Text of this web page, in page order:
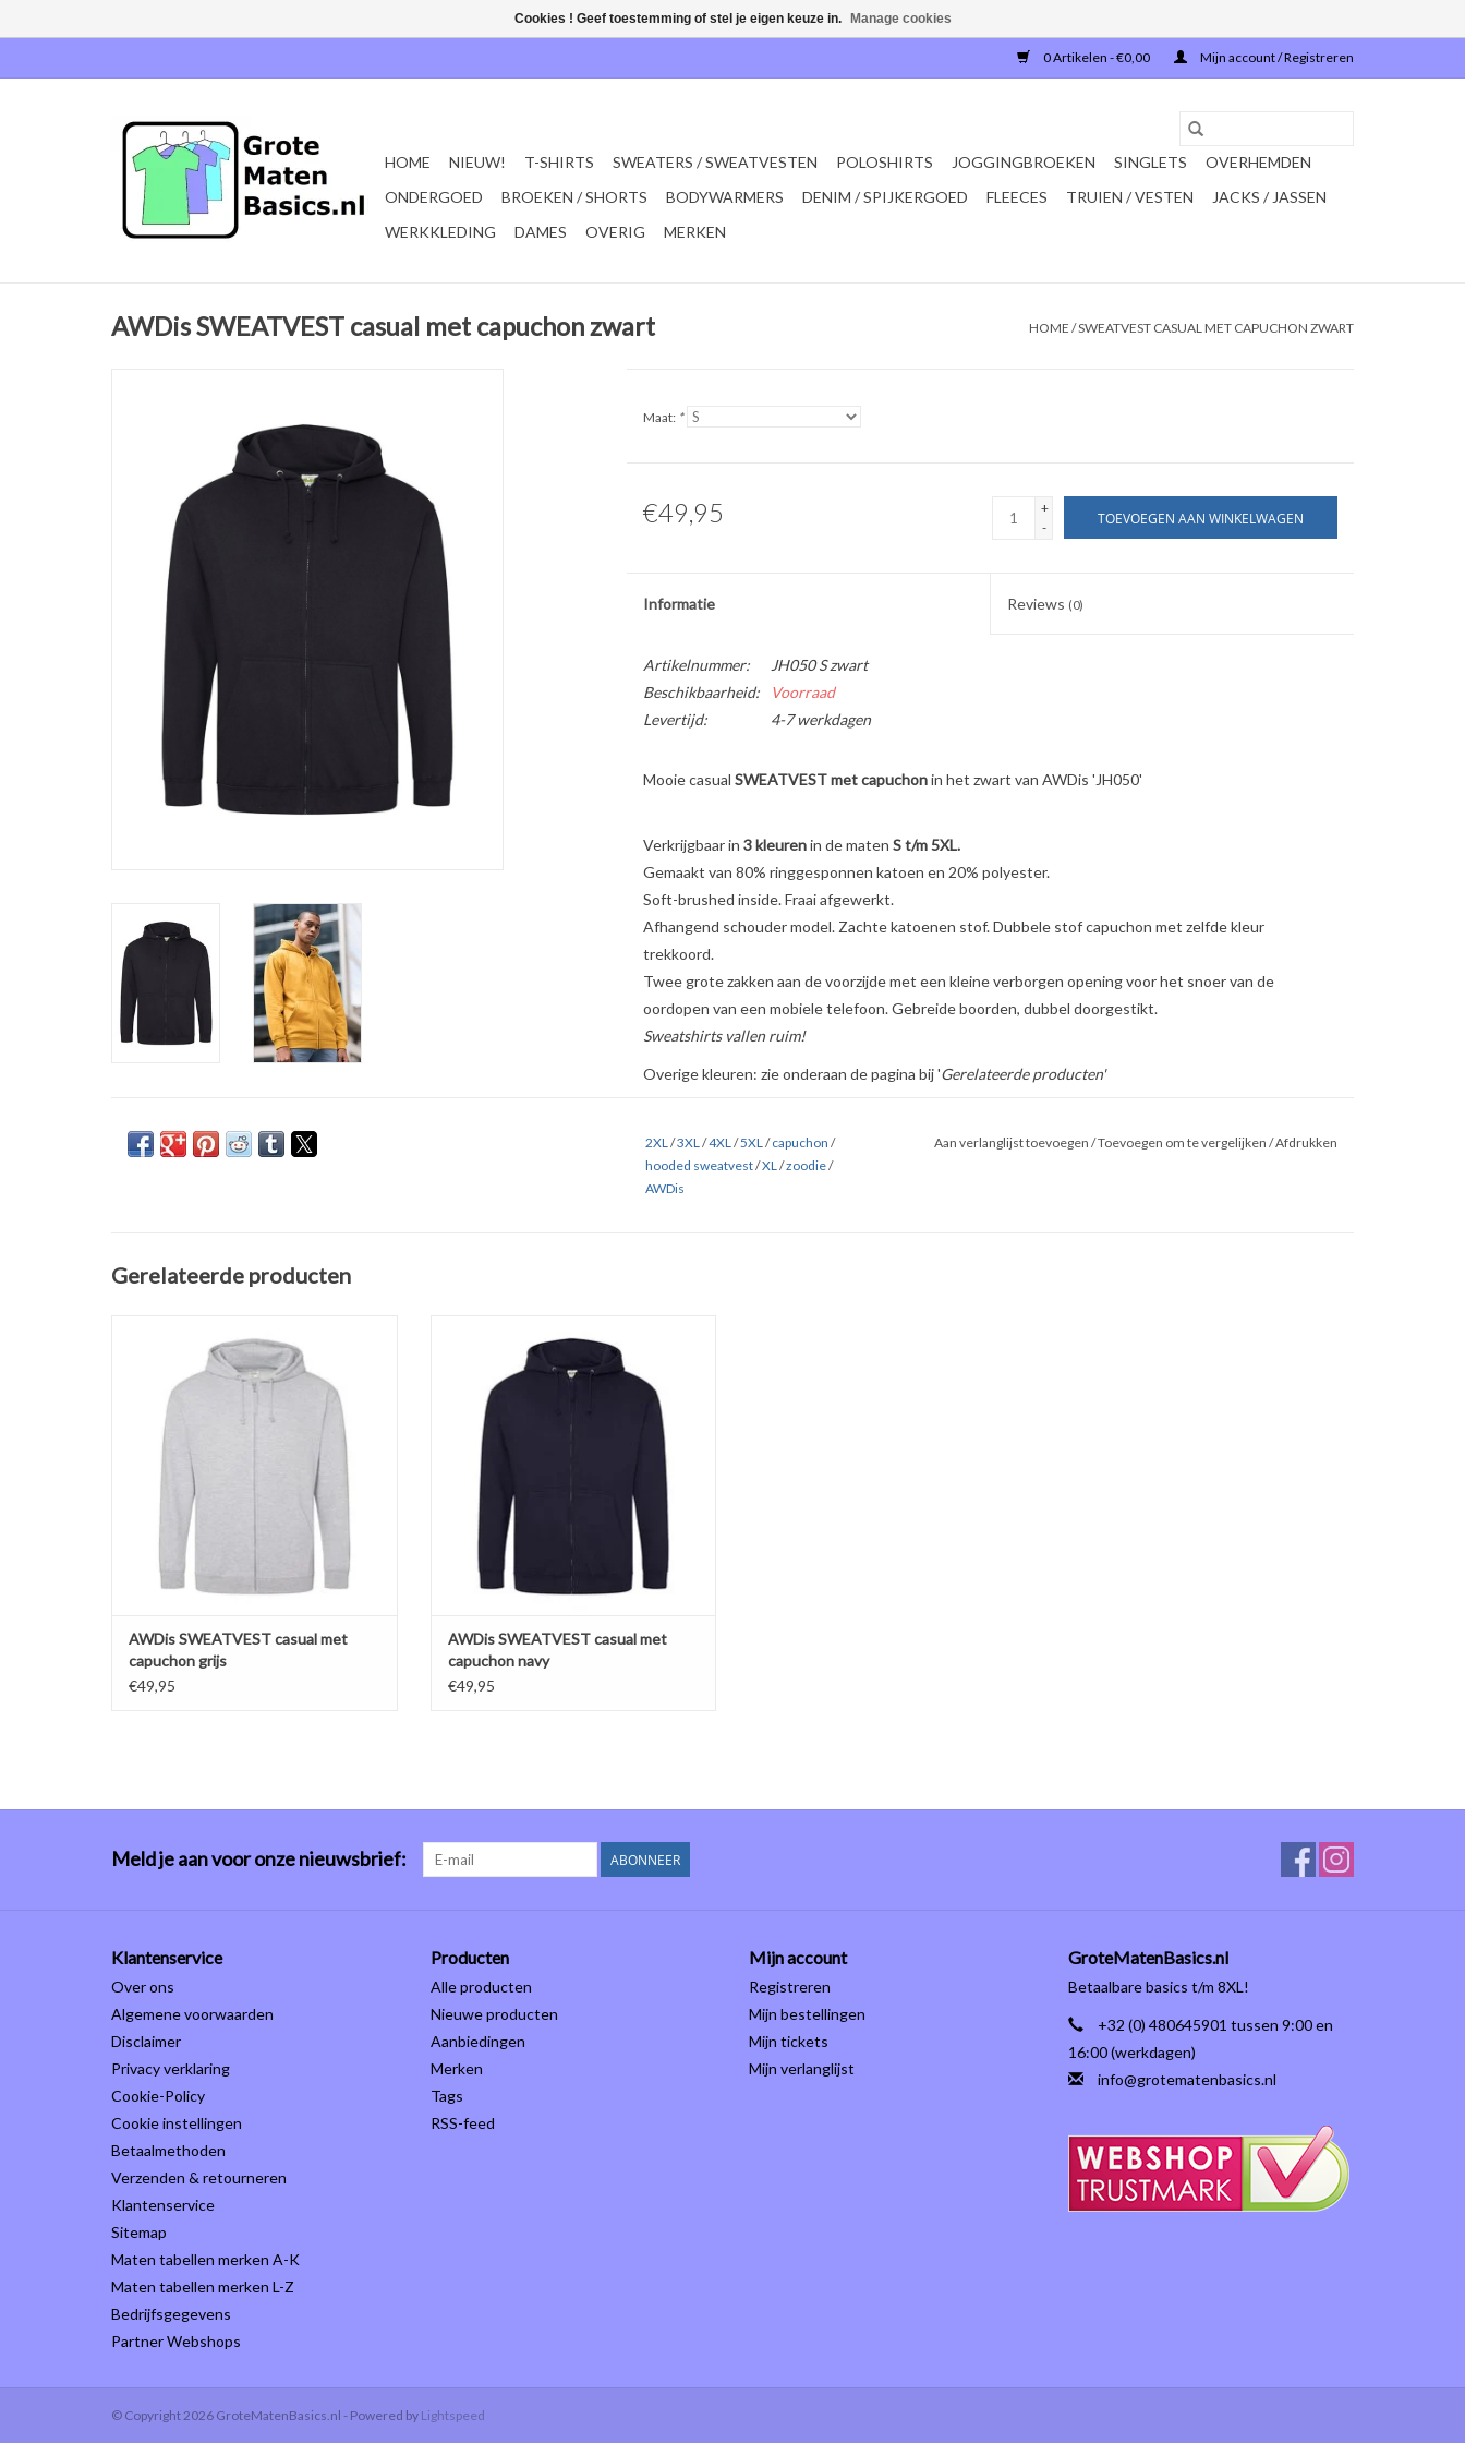
0 Artikelen - €0,00 Mijn account / Registreren
HOME NIEUW! T-SHIRTS SWEATERS / SWEATVESTEN POLOSHIRTS JOGGINGBROEKEN SINGLETS
OVERHEMDEN
ONDERGOED
BROEKEN / SHORTS BODYWARMERS DENIM / SPIJKERGOED FLEECES TRUIEN / VESTEN
JACKS / JASSEN
WERKKLEDING
DAMES OVERIG MERKEN
AWDis SWEATVEST casual met capuchon zwart HOME /SWEATVEST CASUAL MET CAPUCHON ZWART
Maat: *
€49,95
+
-
TOEVOEGEN AAN WINKELWAGEN
Informatie Reviews (0)
Artikelnummer:
JH050 S zwart
Beschikbaarheid:
Voorraad
Levertijd:
4-7 werkdagen
Mooie casual SWEATVEST met capuchonin het zwart van AWDis 'JH050'
Verkrijgbaar in 3 kleurenin de maten S t/m 5XL.
Gemaakt van 80% ringgesponnen katoen en 20% polyester.
Soft-brushed inside. Fraai afgewerkt.
Afhangend schouder model. Zachte katoenen stof. Dubbele stof capuchon met zelfde kleur
trekkoord.
Twee grote zakken aan de voorzijde met een kleine verborgen opening voor het snoer van de
oordopen van een mobiele telefoon. Gebreide boorden, dubbel doorgestikt.
Sweatshirts vallen ruim!
Overige kleuren: zie onderaan de pagina bij 'Gerelateerde producten'
2XL/3XL/4XL/5XL/capuchon /
hooded sweatvest/XL/zoodie/
AWDis
Aan verlanglijst toevoegen /Toevoegen om te vergelijken /Afdrukken
Gerelateerde producten
capuchon van AWDis 'JH050'. Verkrijgbaar in
3 kleuren in de maten S t/m 5XL.
Gemaakt van 80% ringgesponnen katoen en
Soft-brushed inside. Fraai afgewerkt.
Afhangend schouder model. Zachte katoen
TOEVOEGEN AAN WINKELWAGEN
AWDis SWEATVEST casual met
capuchon grijs
€49,95
het donkere navy blauw van AWDis 'JH050'.
Verkrijgbaar in 3 kleuren in de maten S t/m
Gemaakt van 80% ringgesponnen katoen en
Soft-brushed inside. Fraai afgewerkt.
TOEVOEGEN AAN WINKELWAGEN
AWDis SWEATVEST casual met
capuchon navy
€49,95
Meld je aan voor onze nieuwsbrief: ABONNEER
Klantenservice
Over ons
Algemene voorwaarden
Disclaimer
Privacy verklaring
Cookie-Policy
Cookie instellingen
Betaalmethoden
Verzenden & retourneren
Klantenservice
Sitemap
Maten tabellen merken A-K
Maten tabellen merken L-Z
Bedrijfsgegevens
Partner Webshops
Producten
Alle producten
Nieuwe producten
Aanbiedingen
Merken
Tags
RSS-feed
Mijn account
Registreren
Mijn bestellingen
Mijn tickets
Mijn verlanglijst
GroteMatenBasics.nl
Betaalbare basics t/m 8XL!
+32 (0) 480645901 tussen 9:00 en
16:00 (werkdagen)
info@grotematenbasics.nl
© Copyright 2026 GroteMatenBasics.nl - Powered by Lightspeed
Cookies ! Geef toestemming of stel je eigen keuze in. Manage cookies